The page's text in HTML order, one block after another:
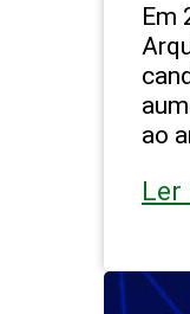
Em
ao
Ler